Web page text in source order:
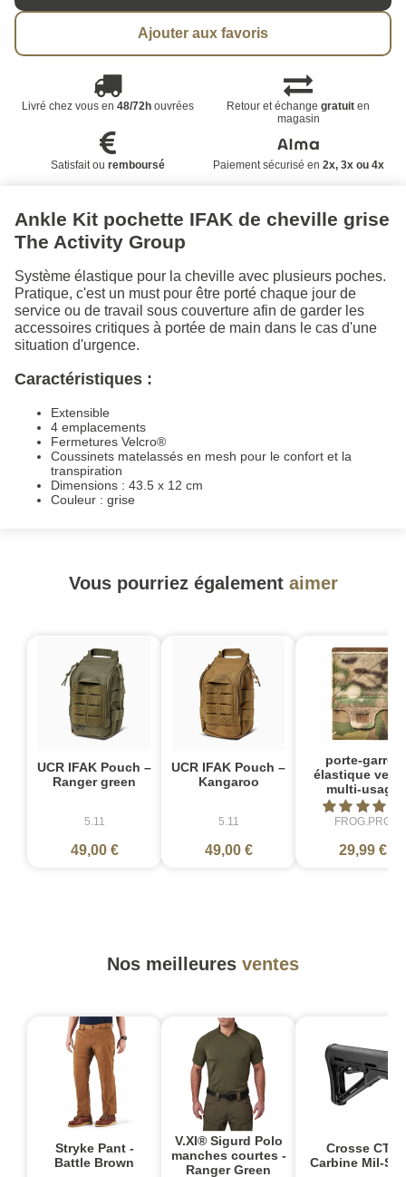
Ajouter aux favoris
Livré chez vous en 48/72houvrées Retour et échangegratuit en
magasin
Satisfait ou remboursé Paiement sécurisé en 2x, 3x ou 4x
Ankle Kit pochette IFAK de cheville grise
The Activity Group
Système élastique pour la cheville avec plusieurs poches.
Pratique, c'est un must pour être porté chaque jour de
service ou de travail sous couverture afin de garder les
accessoires critiques à portée de main dans le cas d'une
situation d'urgence.
Caractéristiques :
Extensible
4 emplacements
Fermetures Velcro®
Coussinets matelassés en mesh pour le confort et la
transpiration
Dimensions : 43.5 x 12 cm
Couleur : grise
Vous pourriez également aimer
UCR IFAK Pouch –
Ranger green
5.11
49,00 €
UCR IFAK Pouch –
Kangaroo
5.11
49,00 €
porte-garrot
élastique
multi-usage
FROG.PRO
29,99 €
Nos meilleures ventes
Stryke Pant -
Battle Brown
V.XI® Sigurd Polo
manches courtes -
Ranger Green
Crosse CTR
Carbine Mil-